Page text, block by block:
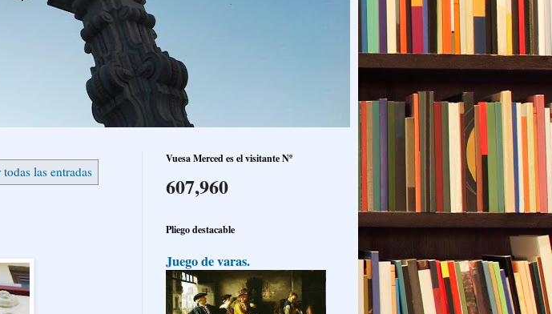
las entradas
Vuesa Merced es el visitante Nº
607,960
Pliego destacable
Juego de varas.